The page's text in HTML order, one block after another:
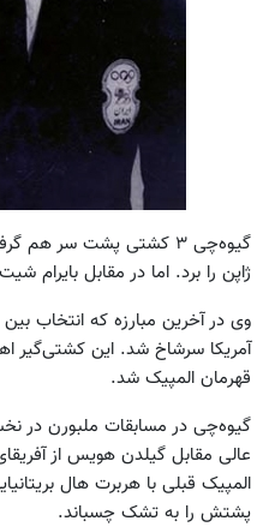
گیوه‌چی ۳ کشتی پشت سر هم
ژاپن را برد. اما در مقابل بایرام
وی در آخرین مبارزه که انتخاب بین
آمریکا سرشاخ شد. این کشتی‌گیر
قهرمان المپیک شد.
گیوه‌چی در مسابقات ملبورن در
عالی مقابل گیلدن هویس از
المپیک قبلی با هربرت هال
پشتش را به تشک چسباند.